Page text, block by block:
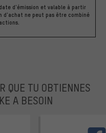
d'émission et valable à partir
d'achat ne peut pas être combiné
QUE TU OBTIENNES
A BESOIN